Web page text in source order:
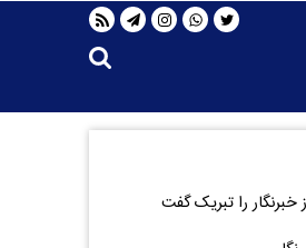
خبرنگار را تبریک گفت